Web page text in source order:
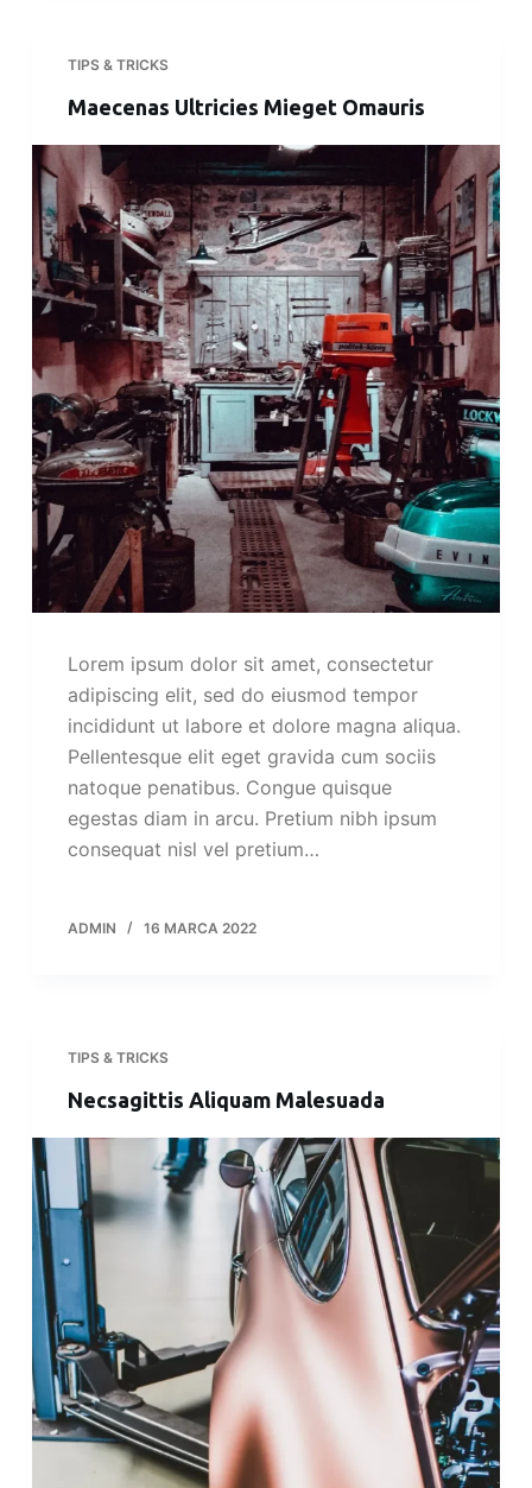
TIPS & TRICKS
Maecenas Ultricies Mieget Omauris
Lorem ipsum dolor sit amet, consectetur
adipiscing elit, sed do eiusmod tempor
incididunt ut labore et dolore magna aliqua.
Pellentesque elit eget gravida cum sociis
natoque penatibus. Congue quisque
egestas diam in arcu. Pretium nibh ipsum
consequat nisl vel pretium…
ADMIN 16 MARCA 2022
TIPS & TRICKS
Necsagittis Aliquam Malesuada